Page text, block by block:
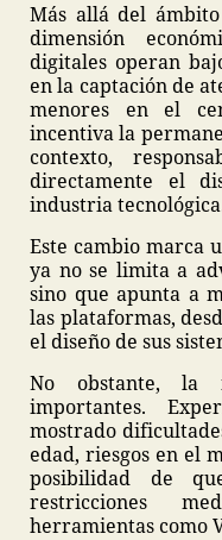
Más allá del
dimensión
digitales operan
en la captación de
menores en el
incentiva la
contexto,
directamente el
industria
Este cambio marca
ya no se limita a
sino que apunta a
las plataformas,
el diseño de sus
No obstante, la
importantes.
mostrado
edad, riesgos en el
posibilidad de
restricciones
herramientas como